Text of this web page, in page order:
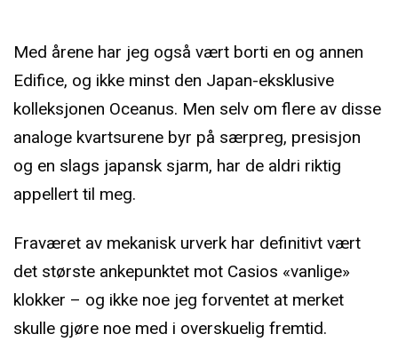
Med årene har jeg også vært borti en og annen
Edifice, og ikke minst den Japan-eksklusive
kolleksjonen Oceanus. Men selv om flere av disse
analoge kvartsurene byr på særpreg, presisjon
og en slags japansk sjarm, har de aldri riktig
appellert til meg.
Fraværet av mekanisk urverk har definitivt vært
det største ankepunktet mot Casios «vanlige»
klokker – og ikke noe jeg forventet at merket
skulle gjøre noe med i overskuelig fremtid.